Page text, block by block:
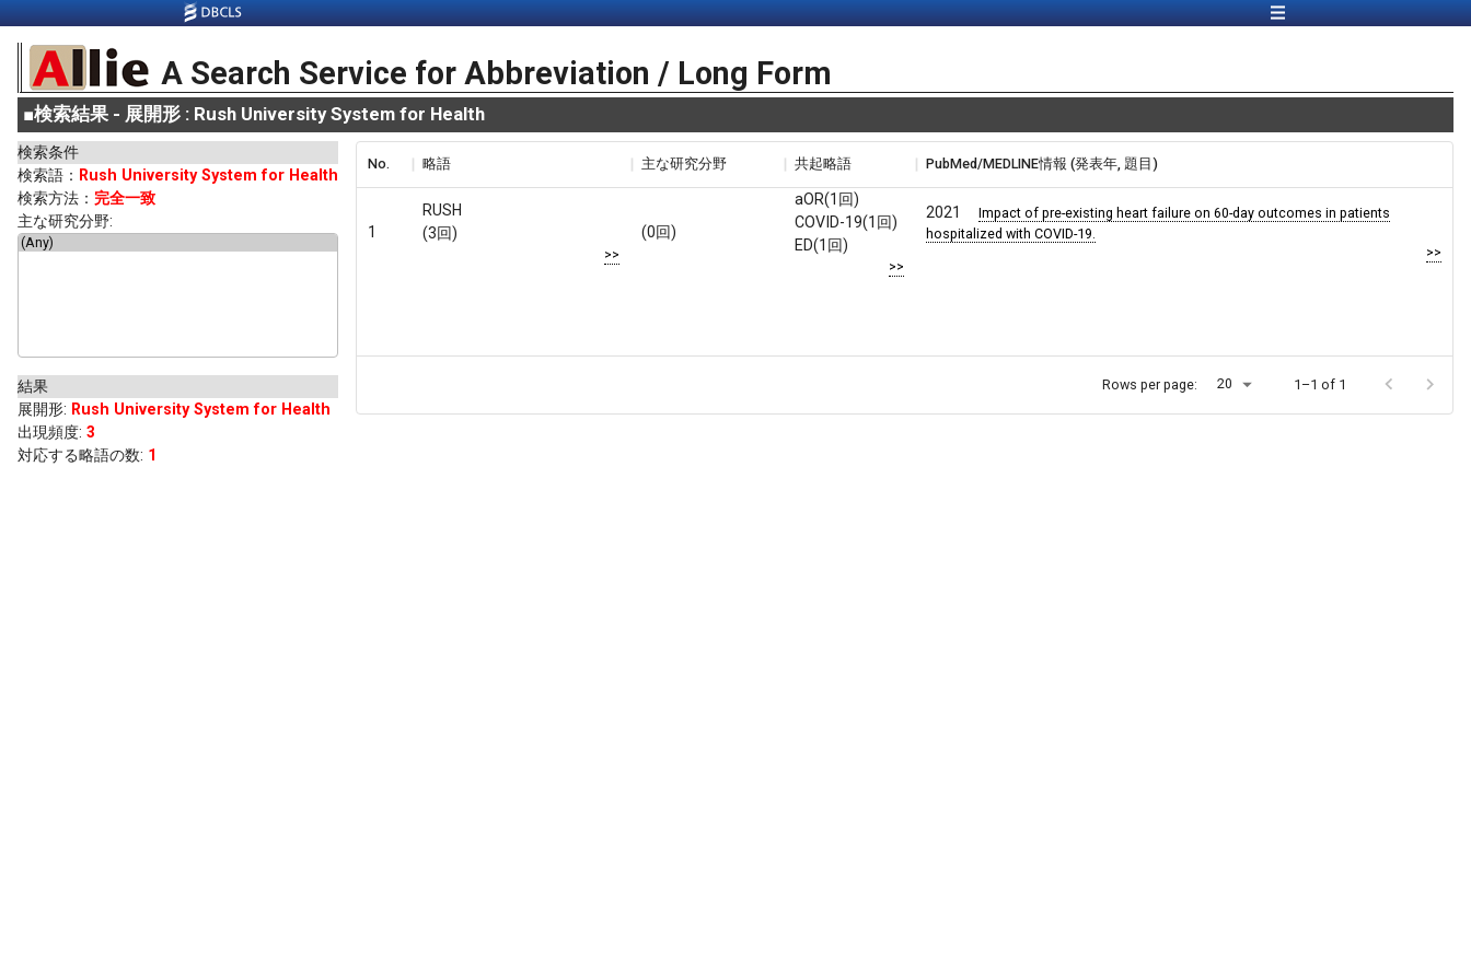
A Search Service for Abbreviation / Long Form
■検索結果 - 展開形 : Rush University System for Health
検索条件
検索語： Rush University System for Health
検索方法： 完全一致
主な研究分野:
結果
展開形: Rush University System for Health
出現頻度: 3
対応する略語の数: 1
No. 略語 主な研究分野 共起略語 PubMed/MEDLINE情報 (発表年, 題目)
1
RUSH
(3回)
>>
(0回)
aOR(1回)
COVID-19(1回)
ED(1回)
>>
2021
Impact of pre-existing heart failure on 60-day outcomes in patients
hospitalized with COVID-19.
>>
Rows per page: 20 1–1 of 1